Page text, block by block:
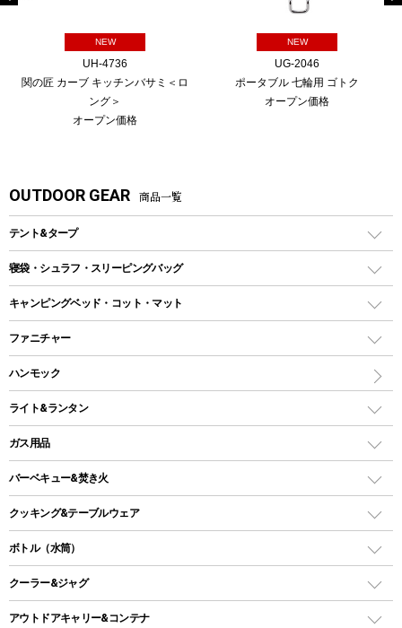
NEW
UH-4736
関の匠 カーブ キッチンバサミ＜ロ
ング＞
オープン価格
NEW
UG-2046
ポータブル 七輪用 ゴトク
オープン価格
OUTDOOR GEAR 商品一覧
テント&タープ
テント
ツールームテント
ワンポールテント
シェルターテント
ロッジ型・オリジナルテント
タープ
スクエアタープ（レクタタープ）
メッシュタープ
自立式タープ
寝袋・シュラフ・スリーピングバッグ
レクタングラー型（封筒型）シュラフ
インナーシュラフ
キャンピングベッド・コット・マット
キャンピングベッド・コット
インフレータブルマット
ファニチャー
アウトドアテーブル
レジャーシート
ハンモック
ライト&ランタン
LEDランタン
ガスランタン
オイルランタン
LEDライト
ヘッドライト
キャンドル
ガス用品
ガスバーナー
ガス缶
ガストーチ、ライター
バーベキュー&焚き火
バーベキューコンロ、グリル
焚き火台タイプ（ロースタイル）グリル
卓上タイプグリル
パーティータイプグリル
クッキング&テーブルウェア
ダッチオーブン
ホットサンドメーカー
ボトル（水筒）
ステンレスボトル
クーラー&ジャグ
クーラーボックス
アウトドアキャリー&コンテナ